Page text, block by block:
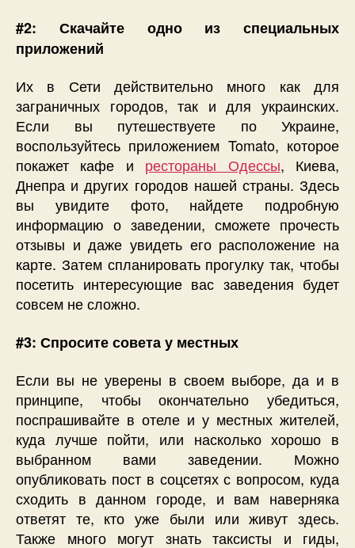
#2: Скачайте одно из специальных
приложений
Их в Сети действительно много как для
заграничных городов, так и для украинских.
Если вы путешествуете по Украине,
воспользуйтесь приложением Tomato, которое
покажет кафе и рестораны Одессы, Киева,
Днепра и других городов нашей страны. Здесь
вы увидите фото, найдете подробную
информацию о заведении, сможете прочесть
отзывы и даже увидеть его расположение на
карте. Затем спланировать прогулку так, чтобы
посетить интересующие вас заведения будет
совсем не сложно.
#3: Спросите совета у местных
Если вы не уверены в своем выборе, да и в
принципе, чтобы окончательно убедиться,
поспрашивайте в отеле и у местных жителей,
куда лучше пойти, или насколько хорошо в
выбранном вами заведении. Можно
опубликовать пост в соцсетях с вопросом, куда
сходить в данном городе, и вам наверняка
ответят те, кто уже были или живут здесь.
Также много могут знать таксисты и гиды,